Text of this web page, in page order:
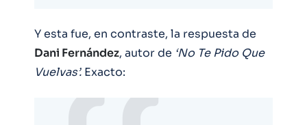
Y esta fue, en contraste, la respuesta de
Dani Fernández, autor de ‘No Te Pido Que
Vuelvas’. Exacto: